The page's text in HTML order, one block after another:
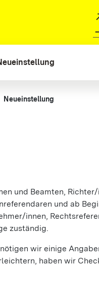
Neueinstellung
und Beamten, Richter/
und ab
innen,
zuständig.
wir einige
haben wir